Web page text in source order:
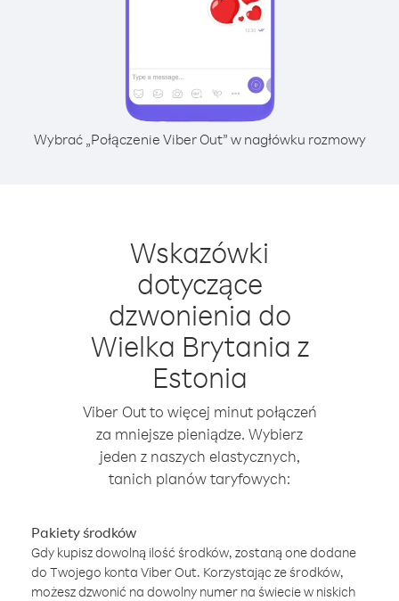
Wybrać „Połączenie Viber Out” w nagłówku rozmowy
Wskazówki
dotyczące
dzwonienia do
Wielka Brytania z
Estonia
Viber Out to więcej minut połączeń
za mniejsze pieniądze. Wybierz
jeden z naszych elastycznych,
tanich planów taryfowych:
Pakiety środków
Gdy kupisz dowolną ilość środków, zostaną one dodane
do Twojego konta Viber Out. Korzystając ze środków,
możesz dzwonić na dowolny numer na świecie w niskich